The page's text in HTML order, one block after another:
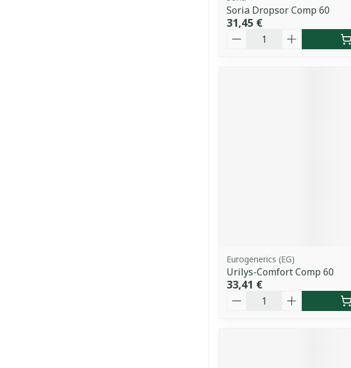
Soria Dropsor Comp 60
31,45 €
Quantité
Eurogenerics (EG)
Urilys-Comfort Comp 60
33,41 €
Quantité